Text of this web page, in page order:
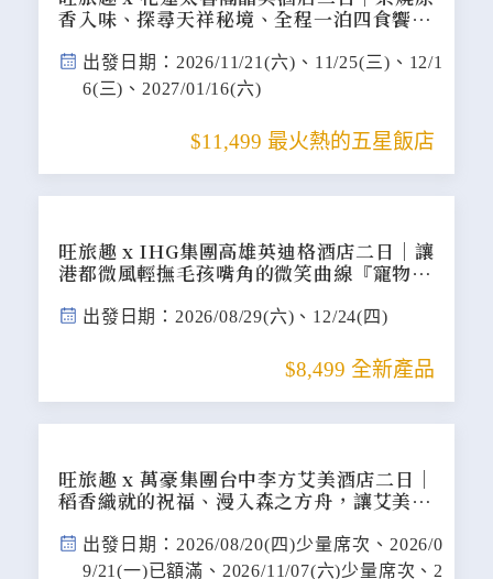
香入味、探尋天祥秘境、全程一泊四食饗
旅遊』
$11,499 最火熱的五星飯店
出發日期：2026/11/21(六)、11/25(三)、12/1
6(三)、2027/01/16(六)
旺旅趣 x IHG集團高雄英迪格酒店二日｜讓
港都微風輕撫毛孩嘴角的微笑曲線『寵物旅
$8,499 全新產品
出發日期：2026/08/29(六)、12/24(四)
旺旅趣 x 萬豪集團台中李方艾美酒店二日｜
稻香織就的祝福、漫入森之方舟，讓艾美星
出發日期：2026/08/20(四)少量席次、2026/0
9/21(一)已額滿、2026/11/07(六)少量席次、2